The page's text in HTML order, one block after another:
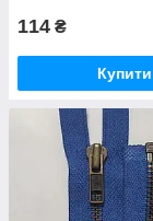
114 ₴
Купити